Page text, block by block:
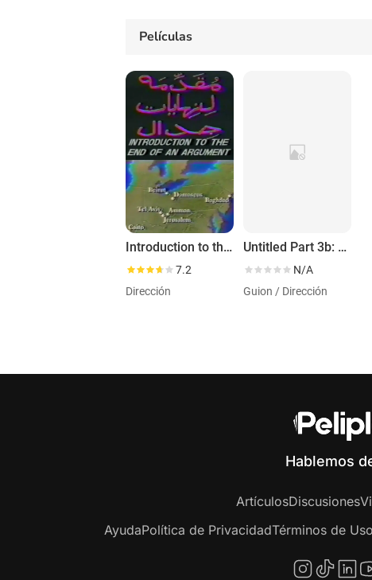
Películas
Introduction to the End of an Argument
7.2
Dirección
Untitled Part 3b: (As If) Beauty Never Ends...
N/A
Guion / Dirección
Hablemos
ArtículosDiscusiones
AyudaPolítica de PrivacidadTérminos de Uso